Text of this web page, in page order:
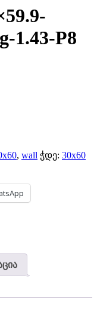
1.43-P8
, wall ჭდე: 30x60